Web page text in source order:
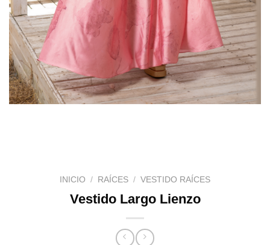
INICIO / RAÍCES / VESTIDO RAÍCES
Vestido Largo Lienzo